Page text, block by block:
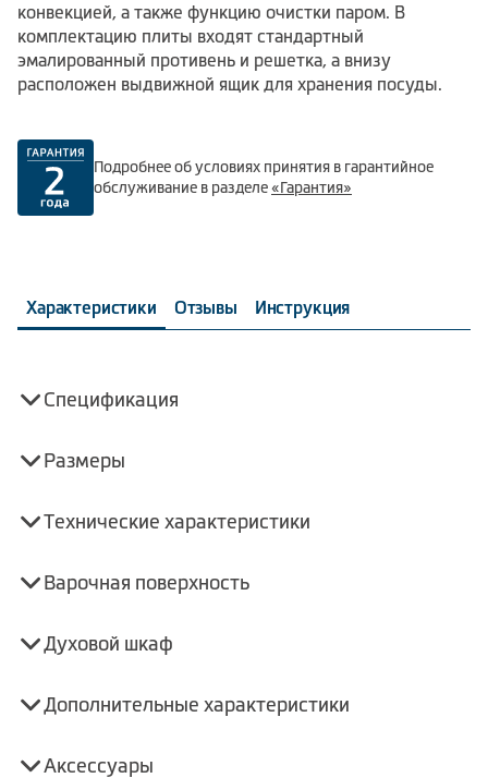
конвекцией, а также функцию очистки паром. В
комплектацию плиты входят стандартный
эмалированный противень и решетка, а внизу
расположен выдвижной ящик для хранения посуды.
Подробнее об условиях принятия в гарантийное
обслуживание в разделе«Гарантия»
Характеристики Отзывы Инструкция
Спецификация
Размеры
Технические характеристики
Варочная поверхность
Духовой шкаф
Дополнительные характеристики
Аксессуары